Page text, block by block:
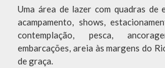
Uma área de lazer com quadras de
acampamento, shows,
contemplação, pesca,
embarcações, areia às margens do
de graça.